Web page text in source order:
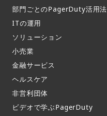
部門ごとのPagerDuty活用法​
ITの運用​
ソリューション
小売業
金融サービス
ヘルスケア
非営利団体
ビデオで学ぶPagerDuty